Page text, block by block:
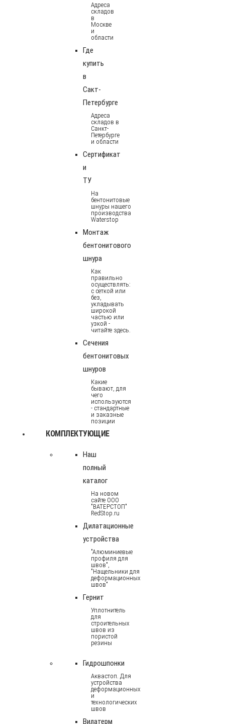
Адреса
складов
в
Москве
и
области
Где
купить
в
Сакт-
Петербурге
Адреса
складов в
Санкт-
Петербурге
и области
Сертификат
и
ТУ
На
бентонитовые
шнуры нашего
производства
Waterstop
Монтаж
бентонитового
шнура
Как
правильно
осуществлять:
с сеткой или
без,
укладывать
широкой
частью или
узкой -
читайте здесь.
Сечения
бентонитовых
шнуров
Какие
бывают, для
чего
используются
- стандартные
и заказные
позиции
КОМПЛЕКТУЮЩИЕ
Наш
полный
каталог
На новом
сайте ООО
"ВАТЕРСТОП"
RedStop.ru
Дилатационные
устройства
"Алюминиевые
профиля для
швов",
"Нащельники для
деформационных
швов"
Гернит
Уплотнитель
для
строительных
швов из
пористой
резины
Гидрошпонки
Аквастоп. Для
устройства
деформационных
и
технологических
швов
Вилатерм